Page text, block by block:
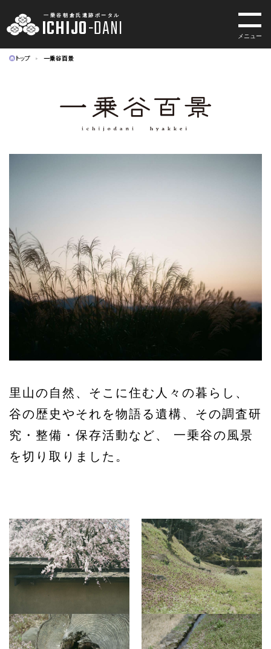
一乗谷朝倉氏遺跡ポータル
ICHIJO-DANI メニュー
EVENTS
GO AROUND
RESERVATION 予約・各種申込
INFORMATION お知らせ
GALLERY
トップ 一乗谷百景
里山の自然、そこに住む人々の暮らし、
谷の歴史やそれを物語る遺構、その調査研
究・整備・保存活動など、
一乗谷の風景
を切り取りました。